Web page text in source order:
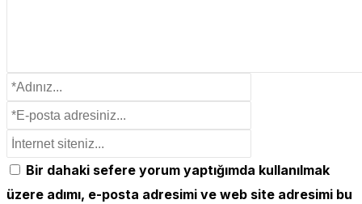
Bir dahaki sefere yorum yaptığımda kullanılmak
üzere adımı, e-posta adresimi ve web site adresimi bu